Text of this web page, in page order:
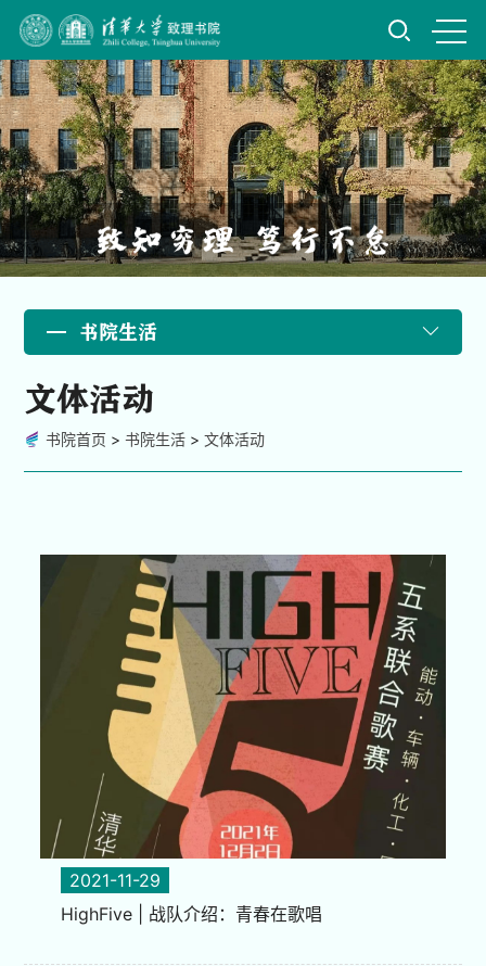
书院生活
文体活动
书院首页 >书院生活 >文体活动
2021-11-29
HighFive | 战队介绍：青春在歌唱